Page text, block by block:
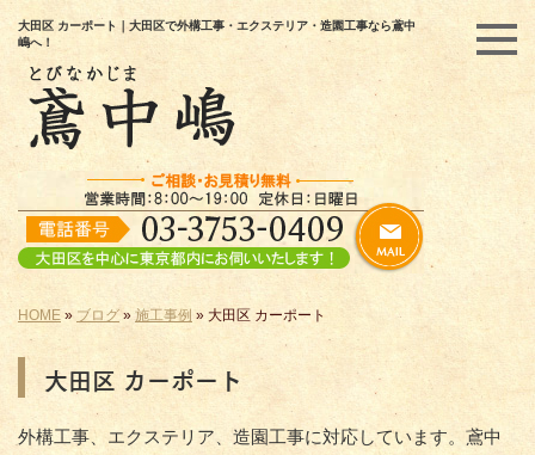
大田区 カーポート｜大田区で外構工事・エクステリア・造園工事なら鳶中
嶋へ！
HOME » ブログ» 施工事例 » 大田区 カーポート
大田区 カーポート
外構工事、エクステリア、造園工事に対応しています。鳶中